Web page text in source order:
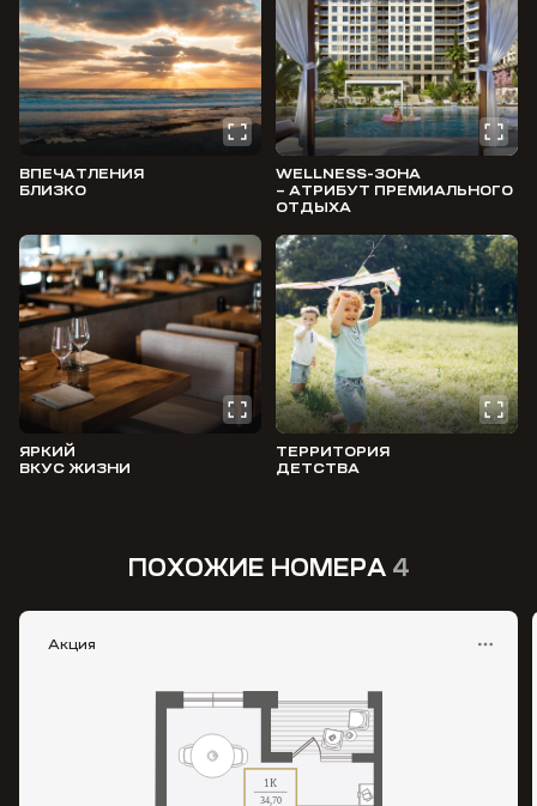
ВПЕЧАТЛЕНИЯ
БЛИЗКО
WELLNESS-ЗОНА
– АТРИБУТ ПРЕМИАЛЬНОГО
ОТДЫХА
ЯРКИЙ
ВКУС ЖИЗНИ
ТЕРРИТОРИЯ
ДЕТСТВА
ПОХОЖИЕ НОМЕРА 4
Акция